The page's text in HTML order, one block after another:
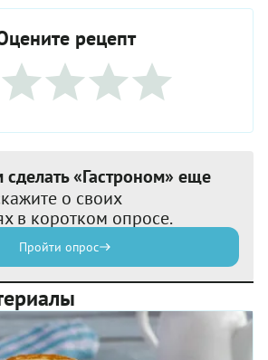
рецепт
«Гастроном» еще
о своих
в коротком опросе.
Пройти опрос